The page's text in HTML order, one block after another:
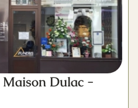
Maison Dulac -